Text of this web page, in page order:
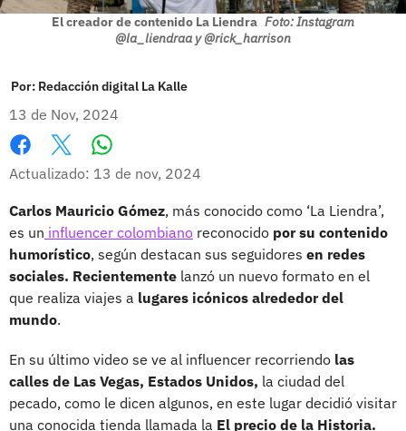
El creador de contenido La Liendra Foto: Instagram
@la_liendraa y @rick_harrison
Por: Redacción digital La Kalle
13 de Nov, 2024
Facebook
X
Actualizado: 13 de nov, 2024
Carlos Mauricio Gómez, más conocido como ‘La Liendra’,
es un influencer colombiano reconocido por su contenido
humorístico, según destacan sus seguidores en redes
sociales. Recientemente lanzó un nuevo formato en el
que realiza viajes a lugares icónicos alrededor del
mundo.
En su último video se ve al influencer recorriendo las
calles de Las Vegas, Estados Unidos, la ciudad del
pecado, como le dicen algunos, en este lugar decidió visitar
una conocida tienda llamada la El precio de la Historia.